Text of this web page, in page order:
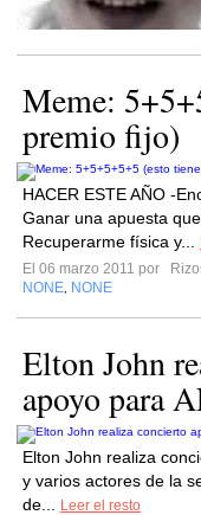
Meme:
premio fijo)
HACER ESTE AÑO -
Ganar una apuesta
Recuperarme física y...
El 06 marzo 2011 por
NONE NONE
Elton John
apoyo para
Elton John realiza
y varios actores de la
de...
Leer el resto